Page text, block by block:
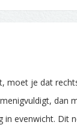
moet je dat
dan
in evenwicht. Dit